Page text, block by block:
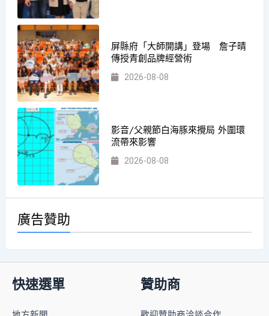
屏縣府「大師開講」登場 詹子晴
傳授青創品牌經營術
2026-08-08
影音/父親節白海豚來攪局 外圍環
流帶來影響
2026-08-08
廣告贊助
快速選單 贊助商